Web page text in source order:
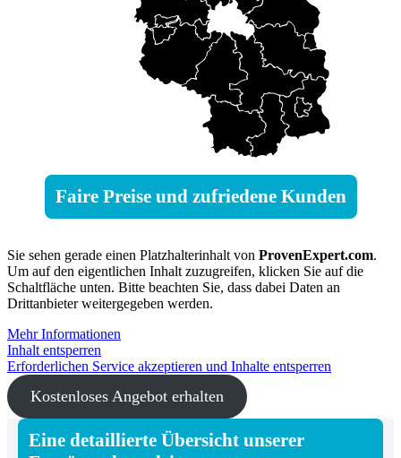
Faire Preise und zufriedene Kunden
Sie sehen gerade einen Platzhalterinhalt von ProvenExpert.com.
Um auf den eigentlichen Inhalt zuzugreifen, klicken Sie auf die
Schaltfläche unten. Bitte beachten Sie, dass dabei Daten an
Drittanbieter weitergegeben werden.
Mehr Informationen
Inhalt entsperren
Erforderlichen Service akzeptieren und Inhalte entsperren
Kostenloses Angebot erhalten
Eine detaillierte Übersicht unserer